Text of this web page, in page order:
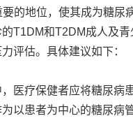
的地位，使其成为糖尿
T1DM和T2DM成人及
评估。具体建议如下：
医疗保健者应将糖尿病
以患者为中心的糖尿病